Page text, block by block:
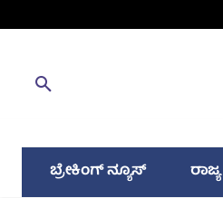
ಬ್ರೇಕಿಂಗ್ ನ್ಯೂಸ್ ರಾಜ್ಯ